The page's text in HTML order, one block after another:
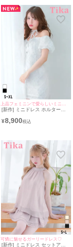
[新作] ミニドレス ホルターネ
フスリーブ フリルエンブロイ
ダリーレース 白 XL タイト キ
¥8,900
可憐に魅せるガーリードレス♡
[新作] ミニドレス セットアッ